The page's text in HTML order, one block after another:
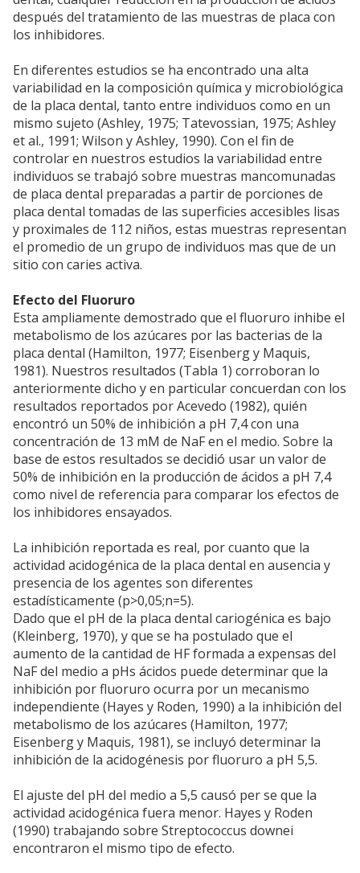
después del tratamiento de las muestras de placa con
los inhibidores.
En diferentes estudios se ha encontrado una alta
variabilidad en la composición química y microbiológica
de la placa dental, tanto entre individuos como en un
mismo sujeto (Ashley, 1975; Tatevossian, 1975; Ashley
et al., 1991; Wilson y Ashley, 1990). Con el fin de
controlar en nuestros estudios la variabilidad entre
individuos se trabajó sobre muestras mancomunadas
de placa dental preparadas a partir de porciones de
placa dental tomadas de las superficies accesibles lisas
y proximales de 112 niños, estas muestras representan
el promedio de un grupo de individuos mas que de un
sitio con caries activa.
Efecto del Fluoruro
Esta ampliamente demostrado que el fluoruro inhibe el
metabolismo de los azúcares por las bacterias de la
placa dental (Hamilton, 1977; Eisenberg y Maquis,
1981). Nuestros resultados (Tabla 1) corroboran lo
anteriormente dicho y en particular concuerdan con los
resultados reportados por Acevedo (1982), quién
encontró un 50% de inhibición a pH 7,4 con una
concentración de 13 mM de NaF en el medio. Sobre la
base de estos resultados se decidió usar un valor de
50% de inhibición en la producción de ácidos a pH 7,4
como nivel de referencia para comparar los efectos de
los inhibidores ensayados.
La inhibición reportada es real, por cuanto que la
actividad acidogénica de la placa dental en ausencia y
presencia de los agentes son diferentes
estadísticamente (p>0,05;n=5).
Dado que el pH de la placa dental cariogénica es bajo
(Kleinberg, 1970), y que se ha postulado que el
aumento de la cantidad de HF formada a expensas del
NaF del medio a pHs ácidos puede determinar que la
inhibición por fluoruro ocurra por un mecanismo
independiente (Hayes y Roden, 1990) a la inhibición del
metabolismo de los azúcares (Hamilton, 1977;
Eisenberg y Maquis, 1981), se incluyó determinar la
inhibición de la acidogénesis por fluoruro a pH 5,5.
El ajuste del pH del medio a 5,5 causó per se que la
actividad acidogénica fuera menor. Hayes y Roden
(1990) trabajando sobre Streptococcus downei
encontraron el mismo tipo de efecto.